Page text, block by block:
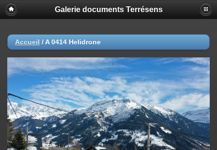
Galerie documents Terrésens
Accueil / A 0414 Helidrone